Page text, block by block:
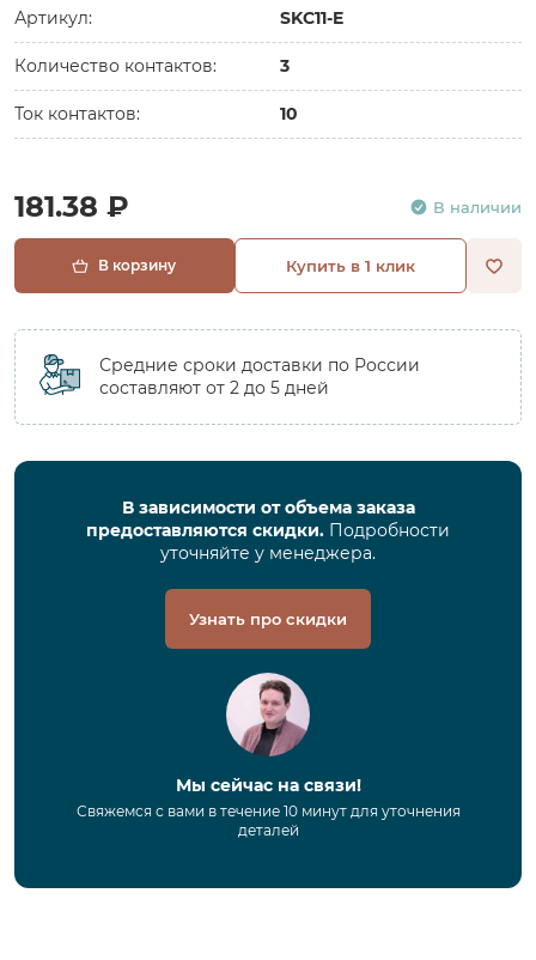
Артикул: SKC11-E
Количество контактов: 3
Ток контактов: 10
181.38 ₽ В наличии
В корзину Купить в 1 клик
Средние сроки доставки по России
составляют от 2 до 5 дней
В зависимости от объема заказа
предоставляются скидки. Подробности
уточняйте у менеджера.
Узнать про скидки
Мы сейчас на связи!
Свяжемся с вами в течение 10 минут для уточнения
деталей